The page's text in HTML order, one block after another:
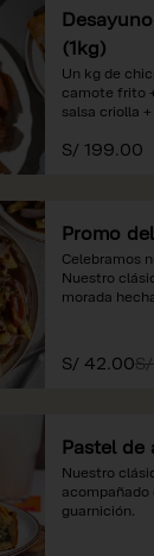
referenciales.
(1kg)
Un kg de
camote frito
salsa criolla
*Nuestros
referenciales.
S/ 199.00
Promo
Celebramos
Nuestro
morada
S/ 42.00
Pastel de
Nuestro
acompañado
guarnición.